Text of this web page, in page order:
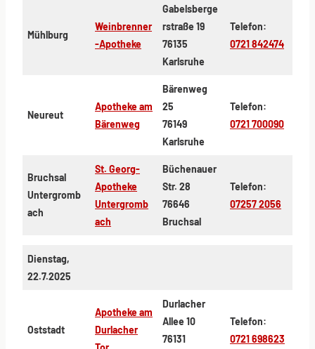
Mühlburg
Weinbrenner
-Apotheke
Gabelsberge
rstraße 19
76135
Karlsruhe
Telefon:
0721 842474
Neureut
Apotheke am
Bärenweg
Bärenweg
25
76149
Karlsruhe
Telefon:
0721 700090
Bruchsal
Untergromb
ach
St. Georg-
Apotheke
Untergromb
ach
Büchenauer
Str. 28
76646
Bruchsal
Telefon:
07257 2056
Dienstag,
22.7.2025
Oststadt
Apotheke am
Durlacher
Durlacher
Allee 10
76131
Telefon:
0721 698623